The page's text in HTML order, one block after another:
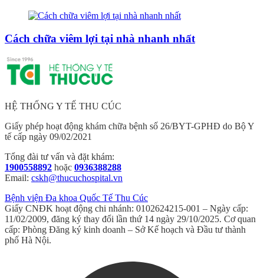
Cách chữa viêm lợi tại nhà nhanh nhất
HỆ THỐNG Y TẾ THU CÚC
Giấy phép hoạt động khám chữa bệnh số 26/BYT-GPHĐ do Bộ Y
tế cấp ngày 09/02/2021
Tổng đài tư vấn và đặt khám:
1900558892 hoặc 0936388288
Email: cskh@thucuchospital.vn
Bệnh viện Đa khoa Quốc Tế Thu Cúc
Giấy CNĐK hoạt động chi nhánh: 0102624215-001 – Ngày cấp:
11/02/2009, đăng ký thay đổi lần thứ 14 ngày 29/10/2025. Cơ quan
cấp: Phòng Đăng ký kinh doanh – Sở Kế hoạch và Đầu tư thành
phố Hà Nội.